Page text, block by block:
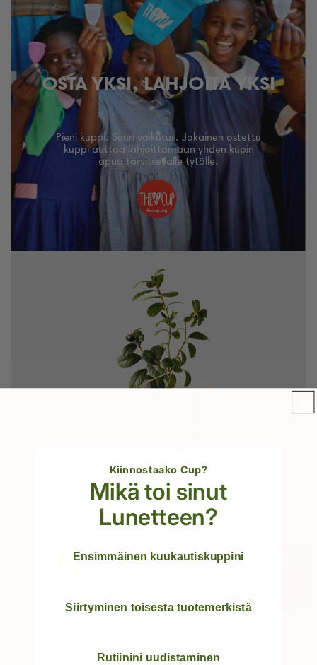
OSTA YKSI, LAHJOITA YKSI
Pieni kuppi. Suuri vaikutus. Jokainen ostettu
kuppi auttaa lahjoittamaan yhden kupin
apua tarvitsevalle tytölle.
Kiinnostaako Cup?
Mikä toi sinut
Lunetteen?
Ensimmäinen kuukautiskuppini
Siirtyminen toisesta tuotemerkistä
Rutiinini uudistaminen